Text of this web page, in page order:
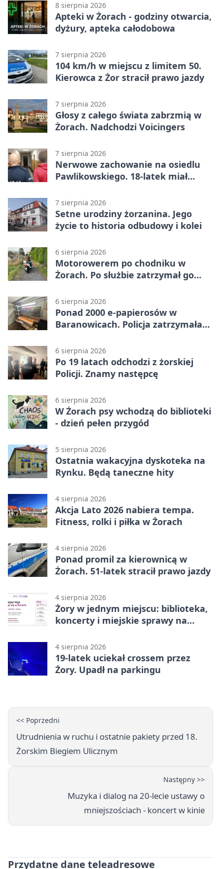
8 sierpnia 2026
Apteki w Żorach - godziny otwarcia,
dyżury, apteka całodobowa
7 sierpnia 2026
104 km/h w miejscu z limitem 50.
Kierowca z Żor stracił prawo jazdy
7 sierpnia 2026
Głosy z całego świata zabrzmią w
Żorach. Nadchodzi Voicingers
7 sierpnia 2026
Nerwowe zachowanie na osiedlu
Pawlikowskiego. 18-latek miał
7 sierpnia 2026
Setne urodziny żorzanina. Jego
życie to historia odbudowy i kolei
6 sierpnia 2026
Motorowerem po chodniku w
Żorach. Po służbie zatrzymał go
6 sierpnia 2026
Ponad 2000 e-papierosów w
Baranowicach. Policja zatrzymała
6 sierpnia 2026
Po 19 latach odchodzi z żorskiej
Policji. Znamy następcę
6 sierpnia 2026
W Żorach psy wchodzą do biblioteki
- dzień pełen przygód
5 sierpnia 2026
Ostatnia wakacyjna dyskoteka na
Rynku. Będą taneczne hity
4 sierpnia 2026
Akcja Lato 2026 nabiera tempa.
Fitness, rolki i piłka w Żorach
4 sierpnia 2026
Ponad promil za kierownicą w
Żorach. 51-latek stracił prawo jazdy
4 sierpnia 2026
Żory w jednym miejscu: biblioteka,
koncerty i miejskie sprawy na
4 sierpnia 2026
19-latek uciekał crossem przez
Żory. Upadł na parkingu
<< Poprzedni
Utrudnienia w ruchu i ostatnie pakiety przed 18.
Żorskim Biegiem Ulicznym
Następny >>
Muzyka i dialog na 20-lecie ustawy o
mniejszościach - koncert w kinie
Przydatne dane teleadresowe